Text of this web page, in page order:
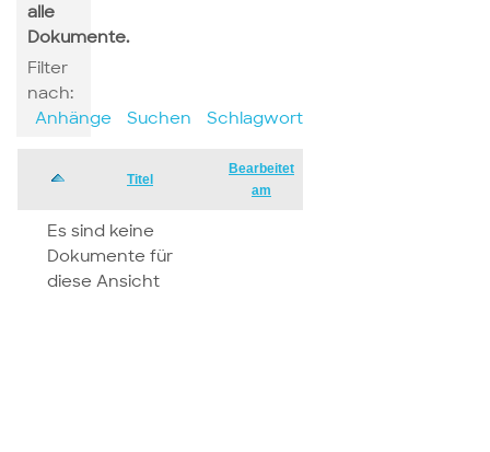
alle
Dokumente.
Filter
nach:
Anhänge
Suchen Schlagwort
Has
Titel
Bearbeitet
am
Es sind keine
Dokumente für
diese Ansicht